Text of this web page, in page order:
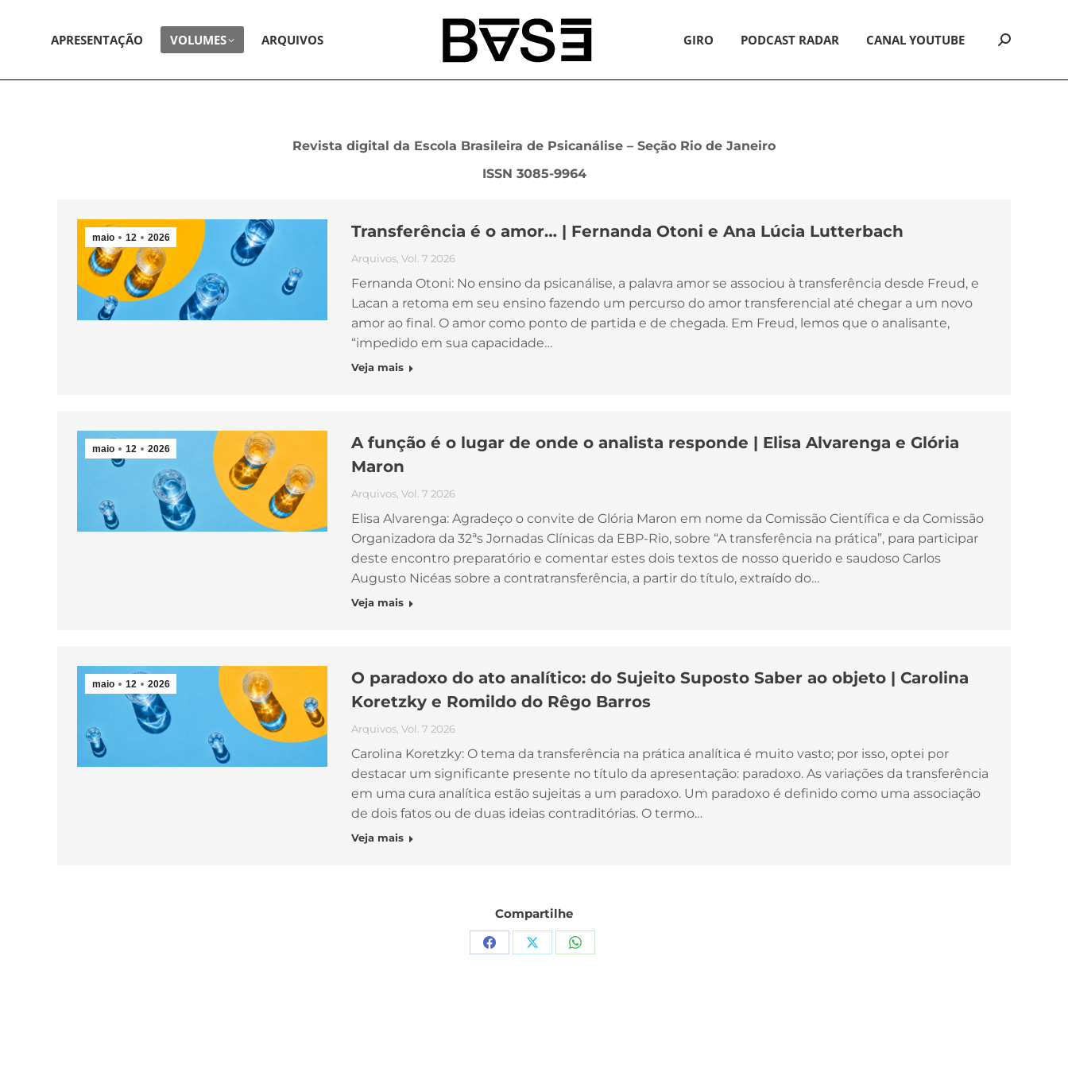
APRESENTAÇÃO VOLUMES ARQUIVOS GIRO PODCAST RADAR CANAL YOUTUBE Search:
Revista digital da Escola Brasileira de Psicanálise – Seção Rio de Janeiro
ISSN 3085-9964
maio 12 2026 Transferência é o amor… | Fernanda Otoni e Ana Lúcia Lutterbach
Arquivos Vol. 7 2026
Fernanda Otoni: No ensino da psicanálise, a palavra amor se associou à transferência desde Freud, e
Lacan a retoma em seu ensino fazendo um percurso do amor transferencial até chegar a um novo
amor ao final. O amor como ponto de partida e de chegada. Em Freud, lemos que o analisante,
“impedido em sua capacidade…
Veja mais
maio 12 2026
A função é o lugar de onde o analista responde | Elisa Alvarenga e Glória
Maron
Arquivos Vol. 7 2026
Elisa Alvarenga: Agradeço o convite de Glória Maron em nome da Comissão Científica e da Comissão
Organizadora da 32ªs Jornadas Clínicas da EBP-Rio, sobre “A transferência na prática”, para participar
deste encontro preparatório e comentar estes dois textos de nosso querido e saudoso Carlos
Augusto Nicéas sobre a contratransferência, a partir do título, extraído do…
Veja mais
maio 12 2026
O paradoxo do ato analítico: do Sujeito Suposto Saber ao objeto | Carolina
Koretzky e Romildo do Rêgo Barros
Arquivos Vol. 7 2026
Carolina Koretzky: O tema da transferência na prática analítica é muito vasto; por isso, optei por
destacar um significante presente no título da apresentação: paradoxo. As variações da transferência
em uma cura analítica estão sujeitas a um paradoxo. Um paradoxo é definido como uma associação
de dois fatos ou de duas ideias contraditórias. O termo…
Veja mais
Compartilhe
Compartilhar
CompartilharCompartilhar